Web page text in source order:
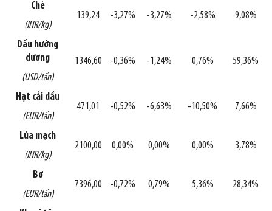
Chè
(INR/kg)
139,24 -3,27% -3,27% -2,58% 9,08%
Dầu hướng
dương
(USD/tấn)
1346,60 -0,36% -1,24% 0,76% 59,36%
Hạt cải dầu
(EUR/tấn)
471,01 -0,52% -6,63% -10,50% 7,66%
Lúa mạch
(INR/kg)
2100,00 0,00% 0,00% 0,00% 3,78%
Bơ
(EUR/tấn)
7396,00 -0,72% 0,79% 5,36% 28,34%